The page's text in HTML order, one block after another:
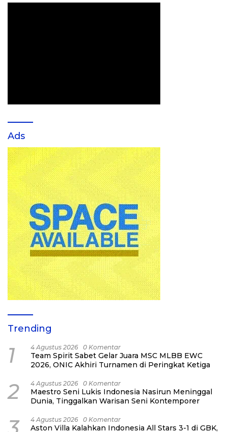
Ads
Trending
1 4 Agustus 2026 0 Komentar
Team Spirit Sabet Gelar Juara MSC MLBB EWC
2026, ONIC Akhiri Turnamen di Peringkat Ketiga
2 4 Agustus 2026 0 Komentar
Maestro Seni Lukis Indonesia Nasirun Meninggal
Dunia, Tinggalkan Warisan Seni Kontemporer
4 Agustus 2026 0 Komentar
Aston Villa Kalahkan Indonesia All Stars 3-1 di GBK,